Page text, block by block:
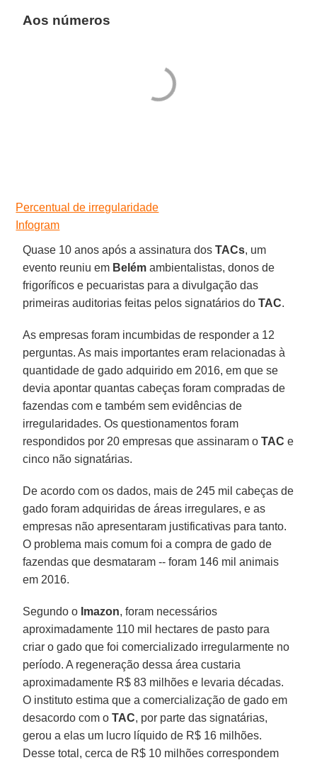
Aos números
Percentual de irregularidade
Infogram
Quase 10 anos após a assinatura dosTACs, um
evento reuniu em Belém ambientalistas, donos de
frigoríficos e pecuaristas para a divulgação das
primeiras auditorias feitas pelos signatários doTAC.
As empresas foram incumbidas de responder a 12
perguntas. As mais importantes eram relacionadas à
quantidade de gado adquirido em 2016, em que se
devia apontar quantas cabeças foram compradas de
fazendas com e também sem evidências de
irregularidades. Os questionamentos foram
respondidos por 20 empresas que assinaram oTAC e
cinco não signatárias.
De acordo com os dados, mais de 245 mil cabeças de
gado foram adquiridas de áreas irregulares, e as
empresas não apresentaram justificativas para tanto.
O problema mais comum foi a compra de gado de
fazendas que desmataram -- foram 146 mil animais
em 2016.
Segundo o Imazon, foram necessários
aproximadamente 110 mil hectares de pasto para
criar o gado que foi comercializado irregularmente no
período. A regeneração dessa área custaria
aproximadamente R$ 83 milhões e levaria décadas.
O instituto estima que a comercialização de gado em
desacordo com oTAC, por parte das signatárias,
gerou a elas um lucro líquido de R$ 16 milhões.
Desse total, cerca de R$ 10 milhões correspondem